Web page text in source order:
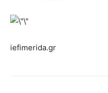
iefimerida.gr